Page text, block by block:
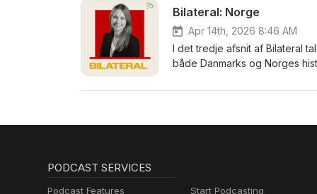
Bilateral: Norge
Apr 14th, 2026 8:46 AM
I det tredje afsnit af Bilateral
både Danmarks og Norges
aktør som olie-stat? Hvordan
podcast, der gennem
PODCAST SERVICES
Podcast Features Start Podcasting